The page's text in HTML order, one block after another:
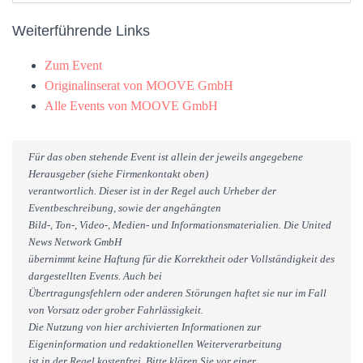
Weiterführende Links
Zum Event
Originalinserat von MOOVE GmbH
Alle Events von MOOVE GmbH
Für das oben stehende Event ist allein der jeweils angegebene
Herausgeber (siehe Firmenkontakt oben)
verantwortlich. Dieser ist in der Regel auch Urheber der
Eventbeschreibung, sowie der angehängten
Bild-, Ton-, Video-, Medien- und Informationsmaterialien. Die United
News Network GmbH
übernimmt keine Haftung für die Korrektheit oder Vollständigkeit des
dargestellten Events. Auch bei
Übertragungsfehlern oder anderen Störungen haftet sie nur im Fall
von Vorsatz oder grober Fahrlässigkeit.
Die Nutzung von hier archivierten Informationen zur
Eigeninformation und redaktionellen Weiterverarbeitung